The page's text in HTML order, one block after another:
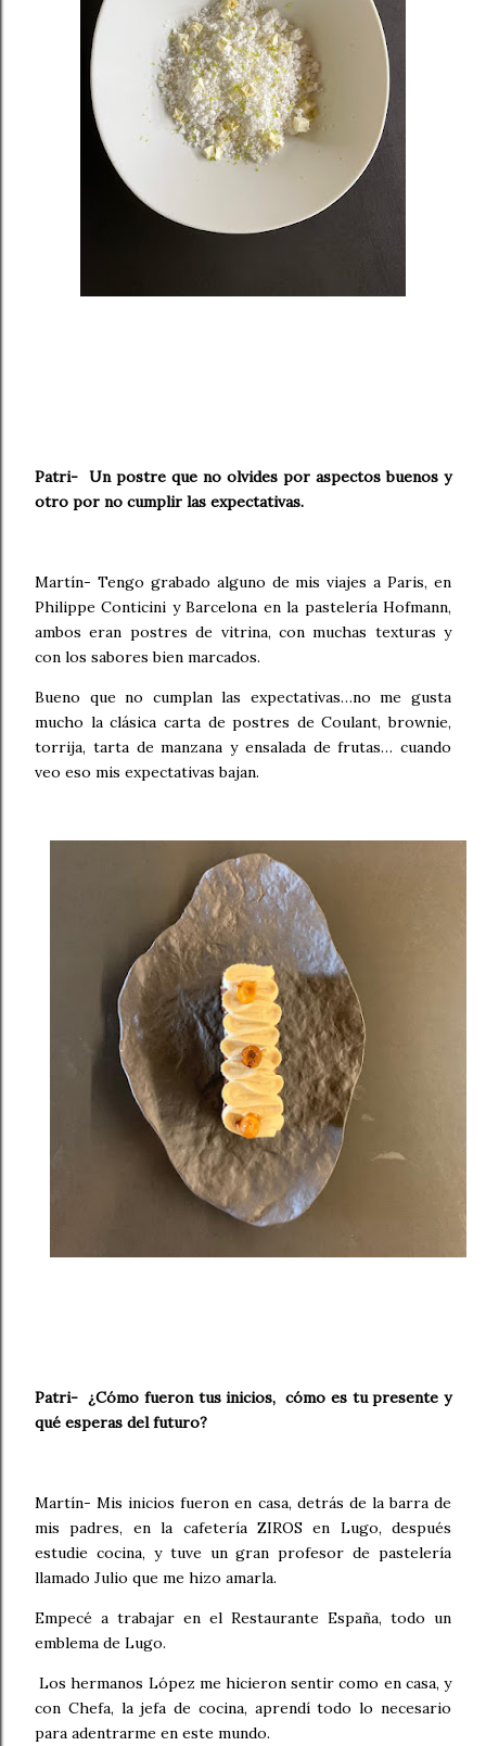
Patri- Un postre que no olvides por aspectos buenos y
otro por no cumplir las expectativas.
Martín- Tengo grabado alguno de mis viajes a Paris, en
Philippe Conticini y Barcelona en la pastelería Hofmann,
ambos eran postres de vitrina, con muchas texturas y
con los sabores bien marcados.
Bueno que no cumplan las expectativas…no me gusta
mucho la clásica carta de postres de Coulant, brownie,
torrija, tarta de manzana y ensalada de frutas… cuando
veo eso mis expectativas bajan.
Patri- ¿Cómo fueron tus inicios, cómo es tu presente y
qué esperas del futuro?
Martín- Mis inicios fueron en casa, detrás de la barra de
mis padres, en la cafetería ZIROS en Lugo, después
estudie cocina, y tuve un gran profesor de pastelería
llamado Julio que me hizo amarla.
Empecé a trabajar en el Restaurante España, todo un
emblema de Lugo.
Los hermanos López me hicieron sentir como en casa, y
con Chefa, la jefa de cocina, aprendí todo lo necesario
para adentrarme en este mundo.